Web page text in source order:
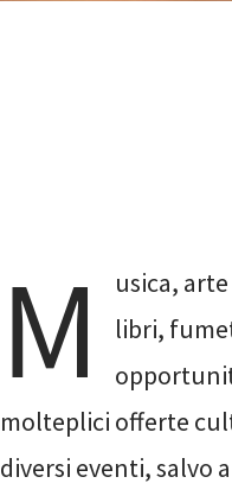
M
usica,
libri,
molteplici offerte
diversi eventi, salvo